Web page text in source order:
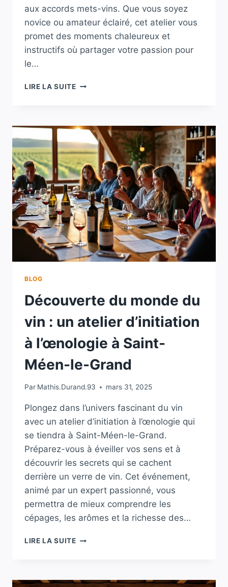
aux accords mets-vins. Que vous soyez
novice ou amateur éclairé, cet atelier vous
promet des moments chaleureux et
instructifs où partager votre passion pour
le…
LIRE LA SUITEUN
L’ŒNOLOGIE
TIENT
À
SAINT-
MÉEN-
LE-
GRAND
BLOG
Découverte du monde du
vin : un atelier d’initiation
à l’œnologie à Saint-
Méen-le-Grand
Par Mathis.Durand.93 mars 31, 2025
Plongez dans l’univers fascinant du vin
avec un atelier d’initiation à l’œnologie qui
se tiendra à Saint-Méen-le-Grand.
Préparez-vous à éveiller vos sens et à
découvrir les secrets qui se cachent
derrière un verre de vin. Cet événement,
animé par un expert passionné, vous
permettra de mieux comprendre les
cépages, les arômes et la richesse des…
LIRE LA SUITEDÉCOUVERTE
VIN